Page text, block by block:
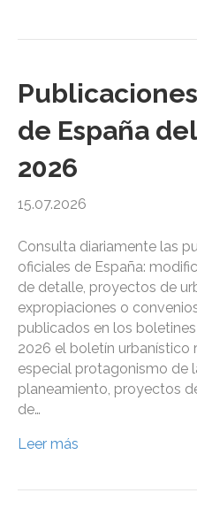
de España
2026
15.07.2026
Consulta diariamente las
oficiales de España:
de detalle, proyectos de
expropiaciones o
publicados en los
2026 el boletín urbanístico
especial protagonismo de
planeamiento, proyectos
de…
Leer más